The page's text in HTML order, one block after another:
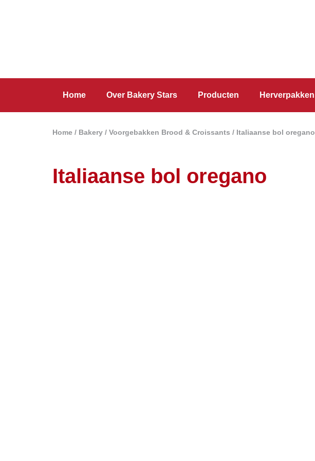
Home Over Bakery Stars Producten Herverpakken
Home / Bakery / Voorgebakken Brood & Croissants / Italiaanse bol oregano
Italiaanse bol oregano